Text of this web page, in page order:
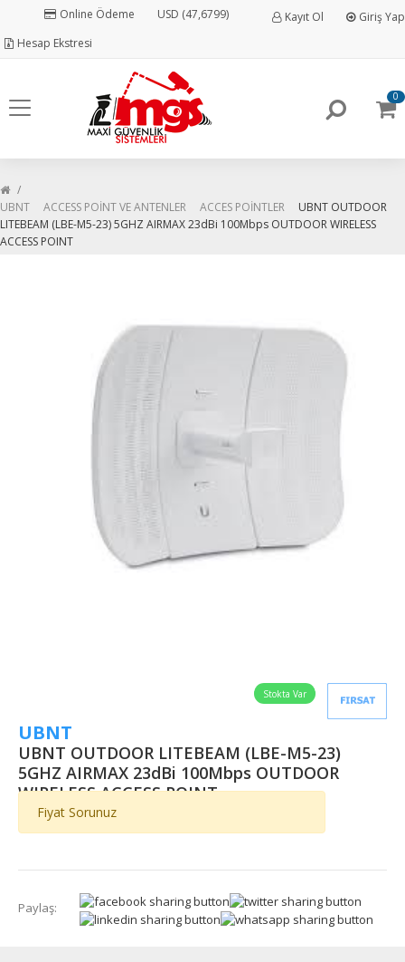
Online Ödeme
USD (47,6799)
Hesap Ekstresi
Kayıt Ol Giriş Yap
0
UBNT ACCESS POİNT VE ANTENLER ACCES POİNTLER
UBNT OUTDOOR
LITEBEAM (LBE-M5-23) 5GHZ AIRMAX 23dBi 100Mbps OUTDOOR WIRELESS
ACCESS POINT
Stokta Var
UBNT
UBNT OUTDOOR LITEBEAM (LBE-M5-23)
5GHZ AIRMAX 23dBi 100Mbps OUTDOOR
WIRELESS ACCESS POINT
Fiyat Sorunuz
Paylaş: